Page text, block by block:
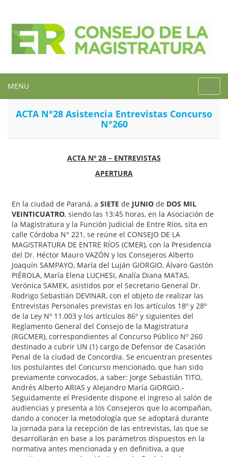
MENU
ACTA N°28 Asistencia Entrevistas Concurso
N°260
ACTA Nº 28 – ENTREVISTAS
APERTURA
En la ciudad de Paraná, a SIETE de JUNIO de DOS MIL
VEINTICUATRO, siendo las 13:45 horas, en la Asociación de
la Magistratura y la Función Judicial de Entre Ríos, sita en
calle Córdoba N° 221, se reúne el CONSEJO DE LA
MAGISTRATURA DE ENTRE RÍOS (CMER), con la Presidencia
del Dr. Héctor Mauro VAZÓN y los Consejeros Alberto
Joaquín SAMPAYO, María del Luján GIORGIO, Álvaro Gastón
PIÉROLA, María Elena LUCHESI, Analía Diana MATAS,
Verónica SAMEK, asistidos por el Secretario General Dr.
Rodrigo Sebastián DEVINAR, con el objeto de realizar las
Entrevistas Personales previstas en los artículos 18º y 28º
de la Ley Nº 11.003 y los artículos 86º y siguientes del
Reglamento General del Consejo de la Magistratura
(RGCMER), correspondientes al Concurso Público Nº 260
destinado a cubrir UN (1) cargo de Defensor de Casación
Penal de la ciudad de Concordia. Se encuentran presentes
los postulantes del Concurso mencionado, que han sido
previamente convocados, a saber: Jorge Sebastián TITO,
Andrés Alberto ARIAS y Alejandro María GIORGIO.-
Seguidamente el Presidente dispone el ingreso al salón de
audiencias y presenta a los Consejeros que lo acompañan,
dando a conocer la metodología que se adoptará durante
la jornada para la recepción de las entrevistas, las que se
desarrollarán en base a los parámetros dispuestos en la
normativa antes mencionada y en definitiva, a que